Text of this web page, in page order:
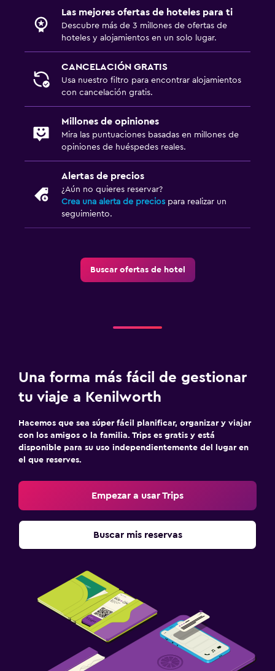
Las mejores ofertas de hoteles para ti
Descubre más de 3 millones de ofertas de
hoteles y alojamientos en un solo lugar.
CANCELACIÓN GRATIS
Usa nuestro filtro para encontrar alojamientos
con cancelación gratis.
Millones de opiniones
Mira las puntuaciones basadas en millones de
opiniones de huéspedes reales.
Alertas de precios
¿Aún no quieres reservar?
Crea una alerta de precios para realizar un
seguimiento.
Buscar ofertas de hotel
Una forma más fácil de gestionar
tu viaje a Kenilworth
Hacemos que sea súper fácil planificar, organizar y viajar
con los amigos o la familia. Trips es gratis y está
disponible para su uso independientemente del lugar en
el que reserves.
Empezar a usar Trips
Buscar mis reservas